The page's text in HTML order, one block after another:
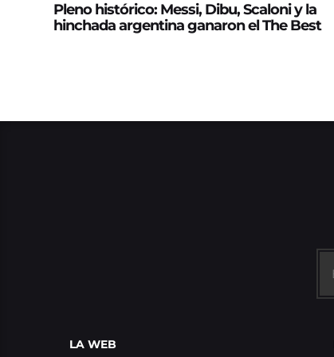
Pleno histórico: Messi, Dibu, Scaloni y la
hinchada argentina ganaron el The Best
LA WEB